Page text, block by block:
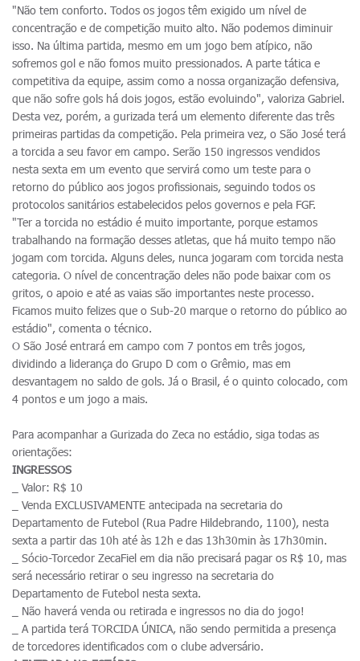
"Não tem conforto. Todos os jogos têm exigido um nível de
concentração e de competição muito alto. Não podemos diminuir
isso. Na última partida, mesmo em um jogo bem atípico, não
sofremos gol e não fomos muito pressionados. A parte tática e
competitiva da equipe, assim como a nossa organização defensiva,
que não sofre gols há dois jogos, estão evoluindo", valoriza Gabriel.
Desta vez, porém, a gurizada terá um elemento diferente das três
primeiras partidas da competição. Pela primeira vez, o São José terá
a torcida a seu favor em campo. Serão 150 ingressos vendidos
nesta sexta em um evento que servirá como um teste para o
retorno do público aos jogos profissionais, seguindo todos os
protocolos sanitários estabelecidos pelos governos e pela FGF.
"Ter a torcida no estádio é muito importante, porque estamos
trabalhando na formação desses atletas, que há muito tempo não
jogam com torcida. Alguns deles, nunca jogaram com torcida nesta
categoria. O nível de concentração deles não pode baixar com os
gritos, o apoio e até as vaias são importantes neste processo.
Ficamos muito felizes que o Sub-20 marque o retorno do público ao
estádio", comenta o técnico.
O São José entrará em campo com 7 pontos em três jogos,
dividindo a liderança do Grupo D com o Grêmio, mas em
desvantagem no saldo de gols. Já o Brasil, é o quinto colocado, com
4 pontos e um jogo a mais.
Para acompanhar a Gurizada do Zeca no estádio, siga todas as
orientações:
INGRESSOS
_ Valor: R$ 10
_ Venda EXCLUSIVAMENTE antecipada na secretaria do
Departamento de Futebol (Rua Padre Hildebrando, 1100), nesta
sexta a partir das 10h até às 12h e das 13h30min às 17h30min.
_ Sócio-Torcedor ZecaFiel em dia não precisará pagar os R$ 10, mas
será necessário retirar o seu ingresso na secretaria do
Departamento de Futebol nesta sexta.
_ Não haverá venda ou retirada e ingressos no dia do jogo!
_ A partida terá TORCIDA ÚNICA, não sendo permitida a presença
de torcedores identificados com o clube adversário.